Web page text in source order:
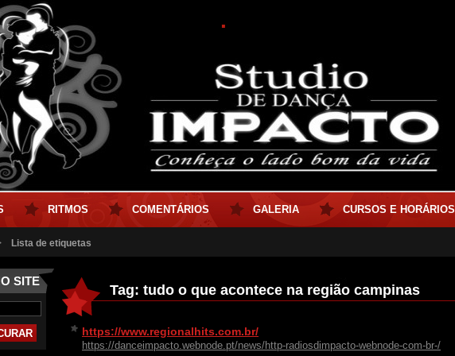
.
Lista de etiquetas
SITE
Tag: tudo o que acontece na região campinas
https://www.regionalhits.com.br/
https://danceimpacto.webnode.pt/news/http-radiosdimpacto-webnode-com-br-/
RITMOS COMENTÁRIOS GALERIA CURSOS E HORÁRIOS